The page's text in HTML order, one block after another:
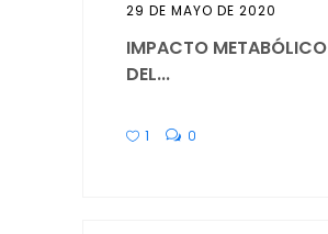
29 DE MAYO DE 2020
IMPACTO METABÓLICO
DEL...
1 0